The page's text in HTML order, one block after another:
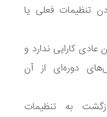
تنظیمات فعلی یا
عادی کارایی ندارد و
دوره‌ای از آن
به تنظیمات